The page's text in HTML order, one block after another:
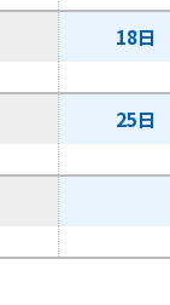
18日
25日